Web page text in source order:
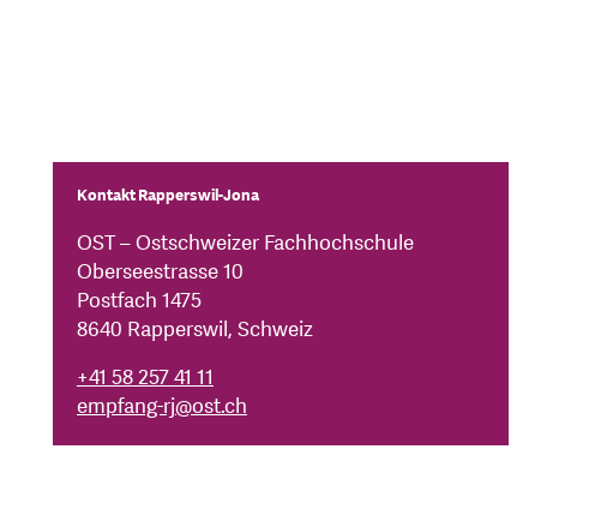
Kontakt Rapperswil-Jona
OST – Ostschweizer Fachhochschule
Oberseestrasse 10
Postfach 1475
8640 Rapperswil, Schweiz
+41 58 257 41 11
empfang-rj@ost.ch